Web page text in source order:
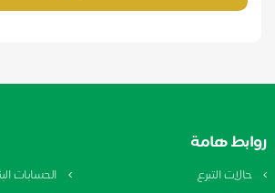
هامة
التبرع
الحسابات البنكية